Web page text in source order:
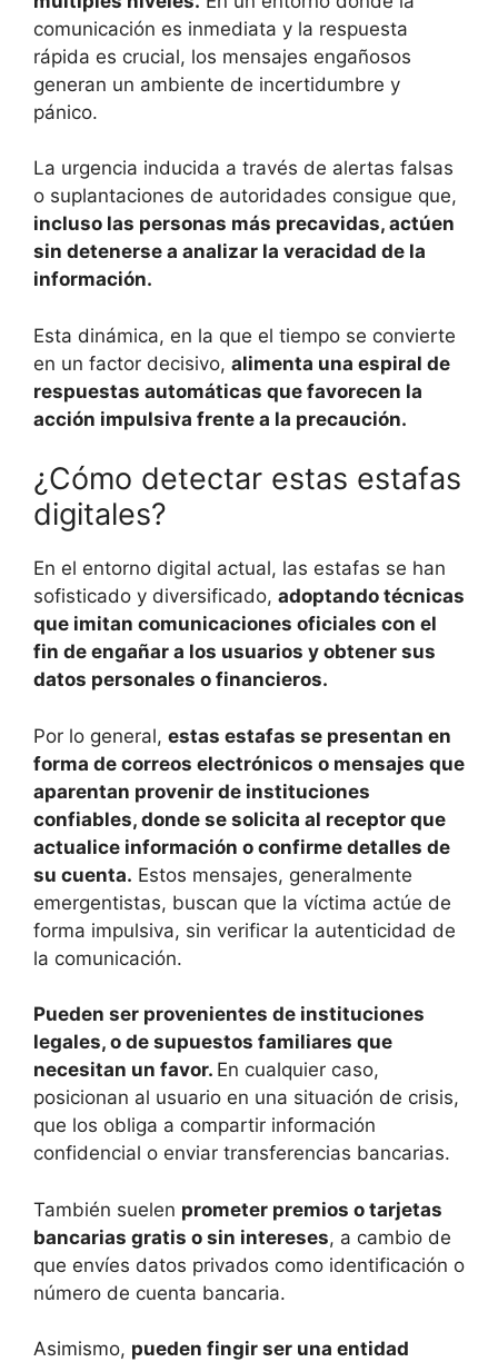
comunicación es inmediata y la respuesta
rápida es crucial, los mensajes engañosos
generan un ambiente de incertidumbre y
pánico.
La urgencia inducida a través de alertas falsas
o suplantaciones de autoridades consigue que,
incluso las personas más precavidas, actúen
sin detenerse a analizar la veracidad de la
información.
Esta dinámica, en la que el tiempo se convierte
en un factor decisivo, alimenta una espiral de
respuestas automáticas que favorecen la
acción impulsiva frente a la precaución.
¿Cómo detectar estas estafas
digitales?
En el entorno digital actual, las estafas se han
sofisticado y diversificado, adoptando técnicas
que imitan comunicaciones oficiales con el
fin de engañar a los usuarios y obtener sus
datos personales o financieros.
Por lo general, estas estafas se presentan en
forma de correos electrónicos o mensajes que
aparentan provenir de instituciones
confiables, donde se solicita al receptor que
actualice información o confirme detalles de
su cuenta. Estos mensajes, generalmente
emergentistas, buscan que la víctima actúe de
forma impulsiva, sin verificar la autenticidad de
la comunicación.
Pueden ser provenientes de instituciones
legales, o de supuestos familiares que
necesitan un favor. En cualquier caso,
posicionan al usuario en una situación de crisis,
que los obliga a compartir información
confidencial o enviar transferencias bancarias.
También suelen prometer premios o tarjetas
bancarias gratis o sin intereses, a cambio de
que envíes datos privados como identificación o
número de cuenta bancaria.
Asimismo, pueden fingir ser una entidad